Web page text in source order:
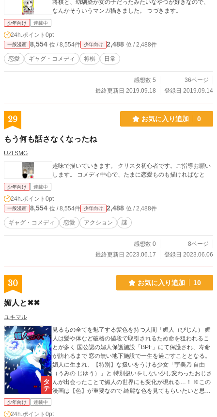
将棋と、幼馴染が女の子だったみたいなやつが好きなので、
なんかそういうマンガ描きました。 つづきます。
少年向け 連載中
24h.ポイント 0pt
一般漫画 8,554 位 / 8,554件 少年向け 2,488 位 / 2,488件
恋愛 ギャグ・コメディ 将棋 日常
感想数 5
36ページ
最終更新日 2019.09.18
登録日 2019.09.14
29 お気に入り追加 0
もう何も話さなくなったね
UZI SMG
趣味で描いていきます。 クリスタ初心者です。ご指導お願い
します。 コメディ中心で、たまに恋愛ものも描ければなと
少年向け 連載中
24h.ポイント 0pt
一般漫画 8,554 位 / 8,554件 少年向け 2,488 位 / 2,488件
ギャグ・コメディ 恋愛 アクション 謎
感想数 0
8ページ
最終更新日 2023.06.17
登録日 2023.06.06
30 お気に入り追加 10
媚人と✖✖
ユキマル
見るもの全てを魅了する髪色を持つ人間「媚人（びじん） 媚
人は髪や体など破格の値段で取引されるため命を狙われるこ
とが多く 国公認の媚人保護施設「BPF」にて保護され、寿命
が訪れるまで 窓の無い地下施設で一生を過ごすこととなる。
媚人に生まれ、【特別】な扱いをうける少女「宇美乃 自由
（うみの じゆう）」と 特別扱いをしない少し変わったおじさ
んが出会ったことで媚人の世界にも変化が現れる…！ ※この
漫画は【色】が重要なので 綺麗な色を見てもらいたいと思い
少年向け 連載中
24h.ポイント 0pt